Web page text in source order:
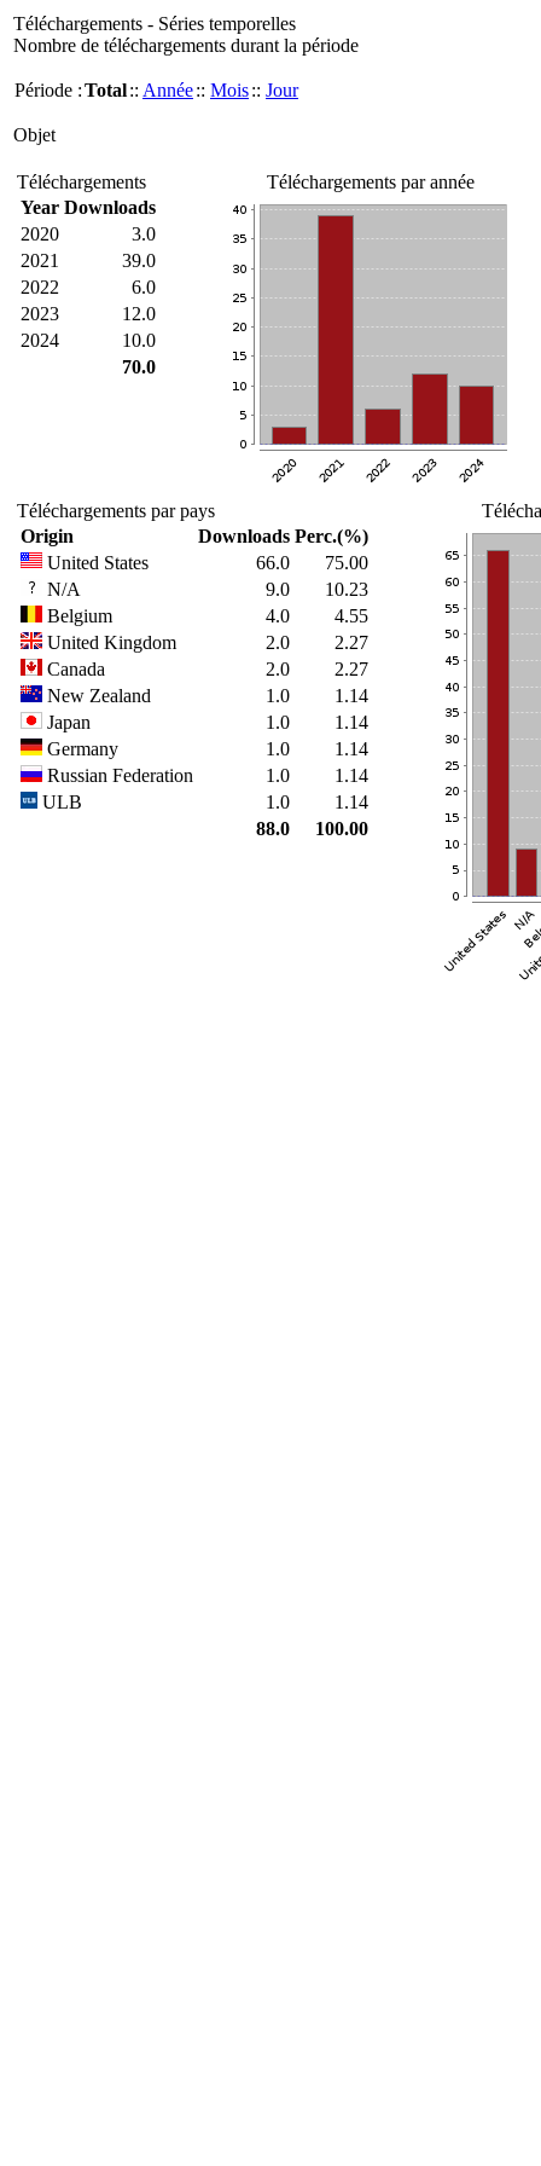
Téléchargements - Séries temporelles
Nombre de téléchargements durant la période
Période :Total:: Année:: Mois:: Jour
Objet
Téléchargements
Year Downloads
2020
3.0
2021
39.0
2022
6.0
2023
12.0
2024
10.0
70.0
Téléchargements par année
Téléchargements par pays
Origin
Downloads Perc.(%)
United States
66.0
75.00
N/A
9.0
10.23
Belgium
4.0
4.55
United Kingdom
2.0
2.27
Canada
2.0
2.27
New Zealand
1.0
1.14
Japan
1.0
1.14
Germany
1.0
1.14
Russian Federation
1.0
1.14
ULB
1.0
1.14
88.0
100.00